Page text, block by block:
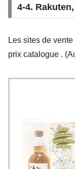
4-4.
Les sites de
prix catalogue .